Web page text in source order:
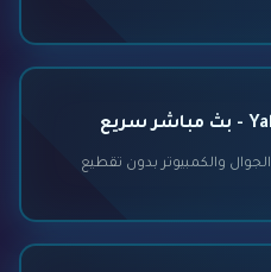
والكمبيوتر بدون تقطيع